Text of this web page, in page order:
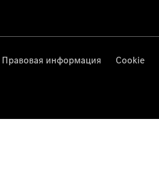
Правовая информация Cookie